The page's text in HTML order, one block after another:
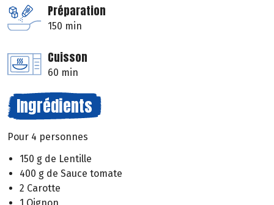
Préparation
150 min
Cuisson
60 min
Ingrédients
Pour 4 personnes
150 g de Lentille
400 g de Sauce tomate
2 Carotte